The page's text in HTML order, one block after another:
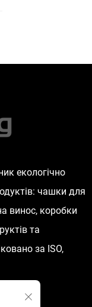
екологічно
чашки для
винос, коробки
та
за ISO,